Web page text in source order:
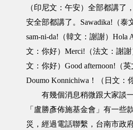
（印尼文：午安）全部都講了
安全部都講了。Sawadika!（泰
sam-ni-da!（韓文：謝謝）Hola
文：你好）Merci!（法文：謝
文：你好）Good afternoon!（英
Doumo Konnichiwa！（日文：
有幾個消息稍微跟大家談一
「盧勝彥佈施基金會」有一些
災，經過電話聯繫，台南市政